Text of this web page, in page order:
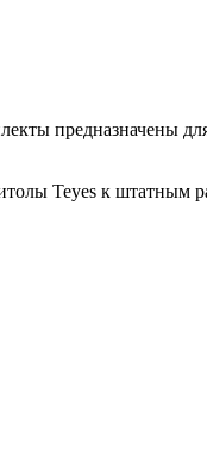
предназначены для
Teyes к штатным